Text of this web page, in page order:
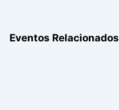
Eventos Relacionados